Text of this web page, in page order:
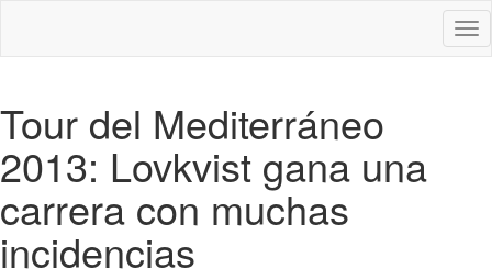
Tour del Mediterráneo
2013: Lovkvist gana una
carrera con muchas
incidencias